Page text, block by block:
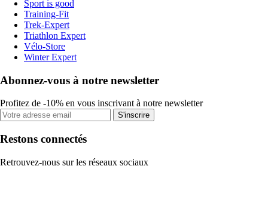
Sport is good
Training-Fit
Trek-Expert
Triathlon Expert
Vélo-Store
Winter Expert
Abonnez-vous à notre newsletter
Profitez de -10% en vous inscrivant à notre newsletter
S'inscrire
Restons connectés
Retrouvez-nous sur les réseaux sociaux